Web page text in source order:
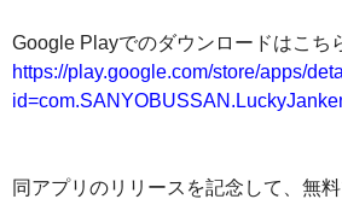
Google Playでのダウンロードはこち
https://play.google.com/store/apps/
同アプリのリリースを記念して、無